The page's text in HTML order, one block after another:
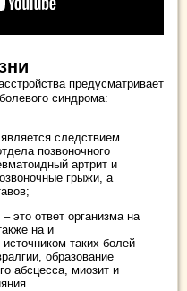
предусматривает
синдрома:
следствием
позвоночного
артрит и
грыжи, а
это ответ организма на
на и
таких болей
образование
абсцесса, миозит и